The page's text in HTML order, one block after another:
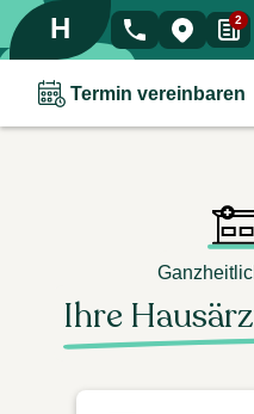
H 2
Termin vereinbaren
Ihre